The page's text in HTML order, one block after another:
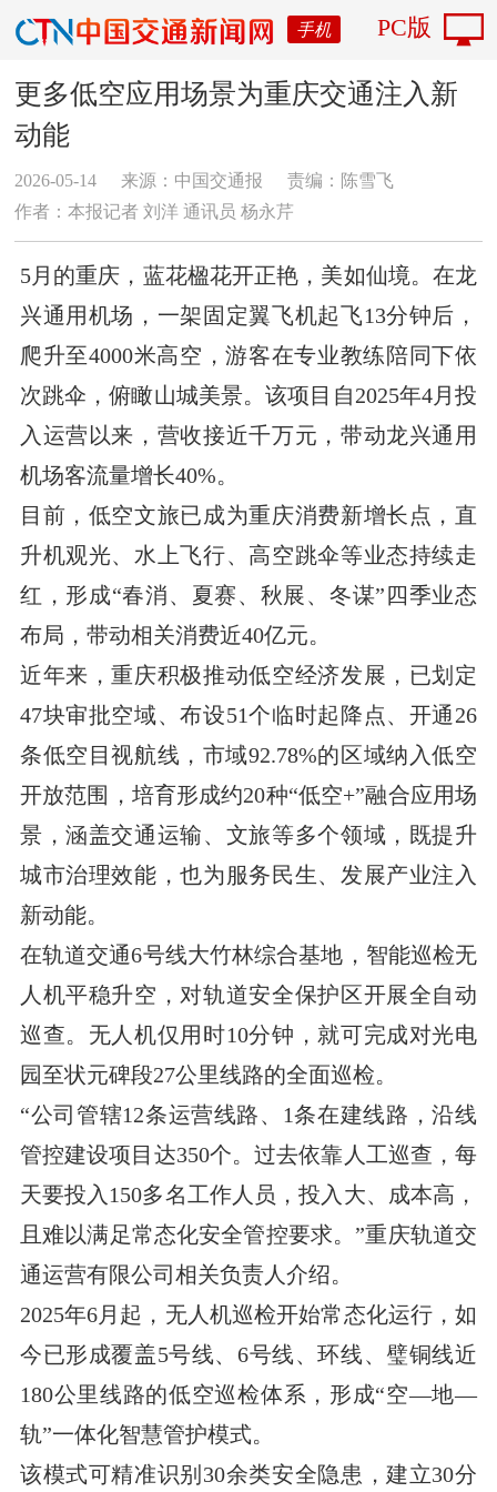
手机 PC版
更多低空应用场景为重庆交通注入新
动能
2026-05-14 来源：中国交通报
责编：陈雪飞
作者：本报记者 刘洋 通讯员 杨永芹
5月的重庆，蓝花楹花开正艳，美如仙境。在龙
兴通用机场，一架固定翼飞机起飞13分钟后，
爬升至4000米高空，游客在专业教练陪同下依
次跳伞，俯瞰山城美景。该项目自2025年4月投
入运营以来，营收接近千万元，带动龙兴通用
机场客流量增长40%。
目前，低空文旅已成为重庆消费新增长点，直
升机观光、水上飞行、高空跳伞等业态持续走
红，形成“春消、夏赛、秋展、冬谋”四季业态
布局，带动相关消费近40亿元。
近年来，重庆积极推动低空经济发展，已划定
47块审批空域、布设51个临时起降点、开通26
条低空目视航线，市域92.78%的区域纳入低空
开放范围，培育形成约20种“低空+”融合应用场
景，涵盖交通运输、文旅等多个领域，既提升
城市治理效能，也为服务民生、发展产业注入
新动能。
在轨道交通6号线大竹林综合基地，智能巡检无
人机平稳升空，对轨道安全保护区开展全自动
巡查。无人机仅用时10分钟，就可完成对光电
园至状元碑段27公里线路的全面巡检。
“公司管辖12条运营线路、1条在建线路，沿线
管控建设项目达350个。过去依靠人工巡查，每
天要投入150多名工作人员，投入大、成本高，
且难以满足常态化安全管控要求。”重庆轨道交
通运营有限公司相关负责人介绍。
2025年6月起，无人机巡检开始常态化运行，如
今已形成覆盖5号线、6号线、环线、璧铜线近
180公里线路的低空巡检体系，形成“空—地—
轨”一体化智慧管护模式。
该模式可精准识别30余类安全隐患，建立30分